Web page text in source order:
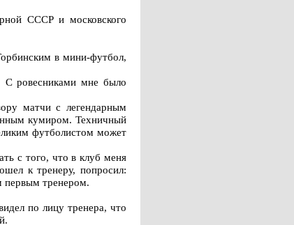
СССР и московского
в мини-футбол,
ровесниками мне было
матчи с легендарным
кумиром. Техничный
футболистом может
с того, что в клуб меня
к тренеру, попросил:
первым тренером.
по лицу тренера, что